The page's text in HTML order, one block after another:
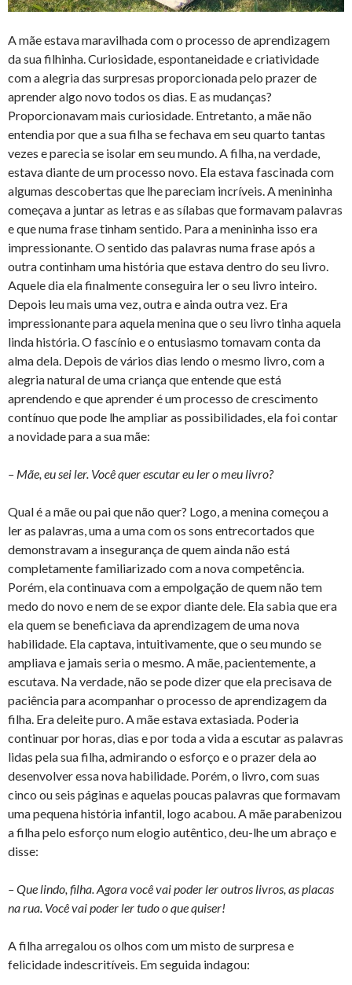
A mãe estava maravilhada com o processo de aprendizagem
da sua filhinha. Curiosidade, espontaneidade e criatividade
com a alegria das surpresas proporcionada pelo prazer de
aprender algo novo todos os dias. E as mudanças?
Proporcionavam mais curiosidade. Entretanto, a mãe não
entendia por que a sua filha se fechava em seu quarto tantas
vezes e parecia se isolar em seu mundo. A filha, na verdade,
estava diante de um processo novo. Ela estava fascinada com
algumas descobertas que lhe pareciam incríveis. A menininha
começava a juntar as letras e as sílabas que formavam palavras
e que numa frase tinham sentido. Para a menininha isso era
impressionante. O sentido das palavras numa frase após a
outra continham uma história que estava dentro do seu livro.
Aquele dia ela finalmente conseguira ler o seu livro inteiro.
Depois leu mais uma vez, outra e ainda outra vez. Era
impressionante para aquela menina que o seu livro tinha aquela
linda história. O fascínio e o entusiasmo tomavam conta da
alma dela. Depois de vários dias lendo o mesmo livro, com a
alegria natural de uma criança que entende que está
aprendendo e que aprender é um processo de crescimento
contínuo que pode lhe ampliar as possibilidades, ela foi contar
a novidade para a sua mãe:
– Mãe, eu sei ler. Você quer escutar eu ler o meu livro?
Qual é a mãe ou pai que não quer? Logo, a menina começou a
ler as palavras, uma a uma com os sons entrecortados que
demonstravam a insegurança de quem ainda não está
completamente familiarizado com a nova competência.
Porém, ela continuava com a empolgação de quem não tem
medo do novo e nem de se expor diante dele. Ela sabia que era
ela quem se beneficiava da aprendizagem de uma nova
habilidade. Ela captava, intuitivamente, que o seu mundo se
ampliava e jamais seria o mesmo. A mãe, pacientemente, a
escutava. Na verdade, não se pode dizer que ela precisava de
paciência para acompanhar o processo de aprendizagem da
filha. Era deleite puro. A mãe estava extasiada. Poderia
continuar por horas, dias e por toda a vida a escutar as palavras
lidas pela sua filha, admirando o esforço e o prazer dela ao
desenvolver essa nova habilidade. Porém, o livro, com suas
cinco ou seis páginas e aquelas poucas palavras que formavam
uma pequena história infantil, logo acabou. A mãe parabenizou
a filha pelo esforço num elogio autêntico, deu-lhe um abraço e
disse:
– Que lindo, filha. Agora você vai poder ler outros livros, as placas
na rua. Você vai poder ler tudo o que quiser!
A filha arregalou os olhos com um misto de surpresa e
felicidade indescritíveis. Em seguida indagou: